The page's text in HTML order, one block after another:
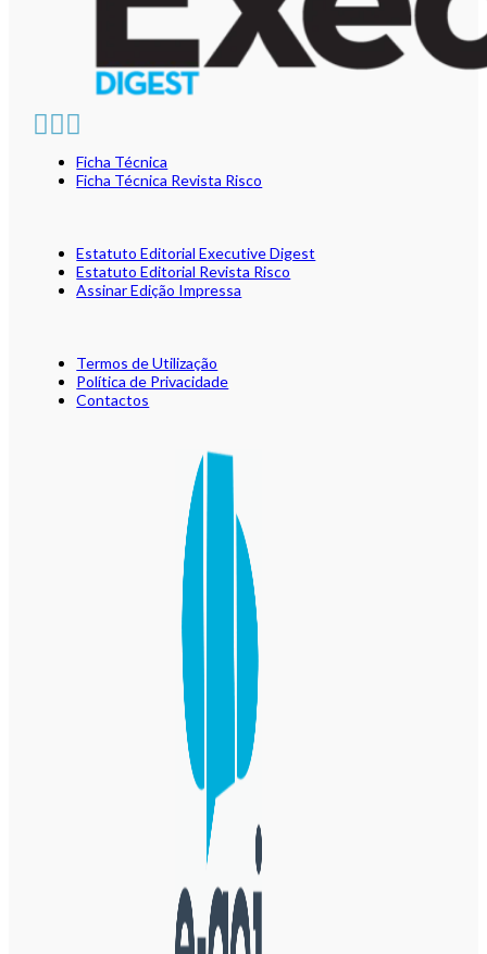
Ficha Técnica
Ficha Técnica Revista Risco
Estatuto Editorial Executive Digest
Estatuto Editorial Revista Risco
Assinar Edição Impressa
Termos de Utilização
Política de Privacidade
Contactos